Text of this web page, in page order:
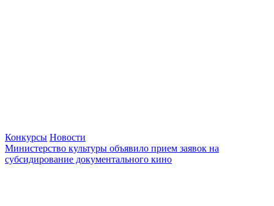
Конкурсы Новости
Министерство культуры объявило прием заявок на
субсидирование документального кино